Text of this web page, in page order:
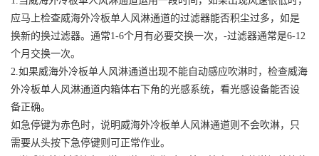
应马上检查威海外冷板单人风淋通道的过滤器能否积尘过多，如是
换新的换过滤器。通常1-6个月有必要交换一次，-过滤器通常是6-12
个月交换一次。
2.如果威海外冷板单人风淋通道出现不能自动感应吹淋时，检查威海
外冷板单人风淋通道内箱体右下角的光感系统，看光感设备能否设
备正确。
如急停键为赤色时，说明威海外冷板单人风淋通道则不会吹淋，只
需要从头按下急停键则可正常作业。